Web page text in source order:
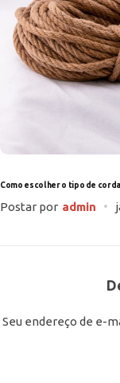
Como escolher o tipo de
Postar por admin
Seu endereço de e-